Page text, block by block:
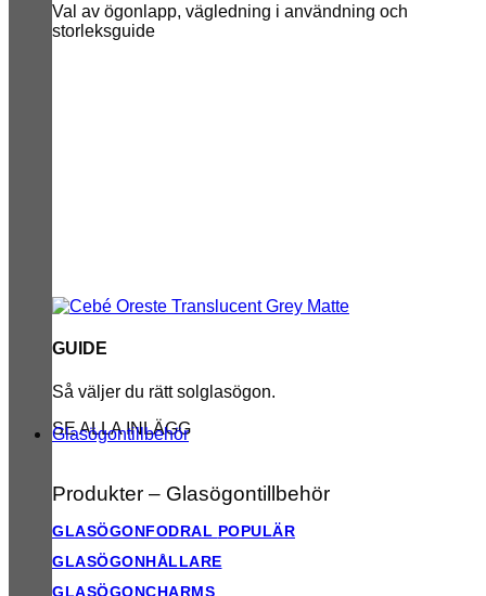
Val av ögonlapp, vägledning i användning och
storleksguide
GUIDE
Så väljer du rätt solglasögon.
SE ALLA INLÄGG
Glasögontillbehör
Produkter – Glasögontillbehör
GLASÖGONFODRAL
GLASÖGONHÅLLARE
GLASÖGONCHARMS